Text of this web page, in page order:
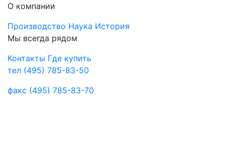
О компании
Производство Наука История
Мы всегда рядом
Контакты Где купить
тел (495) 785-83-50
факс (495) 785-83-70